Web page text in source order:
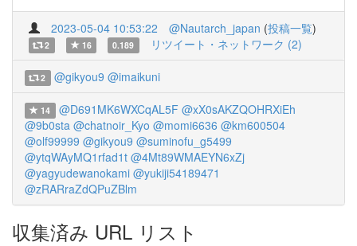
2023-05-04 10:53:22 @Nautarch_japan (投稿一覧)
2 16 0.189 リツイート・ネットワーク (2)
2 @gikyou9 @imaikuni
14 @D691MK6WXCqAL5F @xX0sAKZQOHRXiEh
@9b0sta @chatnoir_Kyo @momi6636 @km600504
@olf99999 @gikyou9 @suminofu_g5499
@ytqWAyMQ1rfad1t @4Mt89WMAEYN6xZj
@yagyudewanokami @yukiji54189471
@zRARraZdQPuZBlm
収集済み URL リスト